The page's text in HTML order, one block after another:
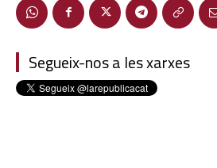
Segueix-nos a les xarxes